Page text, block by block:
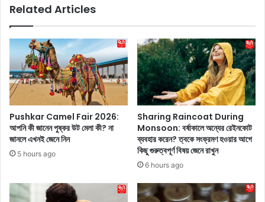
র্দা
মে
রা
নি
য়ে
বা
জা
রে
হা
জি
র
পো
র
a
e
g
n
a
n
y
N
w
:
প
Related Articles
Pushkar Camel Fair 2026:
আপনি কী জানেন পুষ্কর উট মেলা কী? না
জানলে এখনই জেনে নিন
5 hours ago
Sharing Raincoat During
Monsoon: বর্ষাকালে অন্যের রেইনকোট
ব্যবহার করেন? ত্বকে সংক্রমণ হওয়ার আগে
কিছু গুরুত্বপূর্ণ বিষয় জেনে রাখুন
6 hours ago